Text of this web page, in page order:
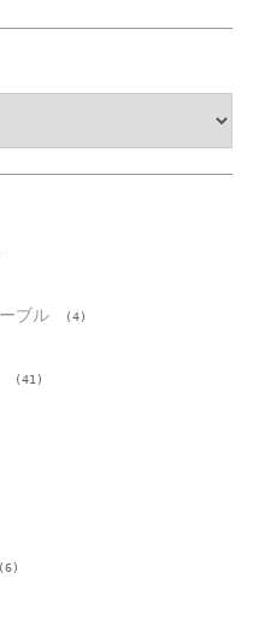
ブル (4)
(41)
(6)